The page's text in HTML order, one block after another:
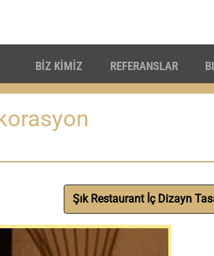
BİZ KİMİZ REFERANSLAR
Şık Restaurant İç Dizayn